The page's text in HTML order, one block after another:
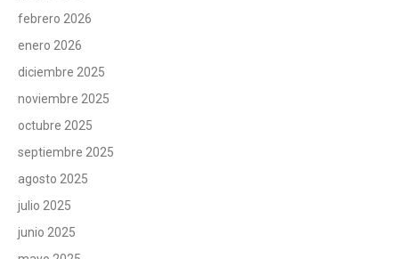
febrero 2026
enero 2026
diciembre 2025
noviembre 2025
octubre 2025
septiembre 2025
agosto 2025
julio 2025
junio 2025